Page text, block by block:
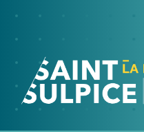
contenu